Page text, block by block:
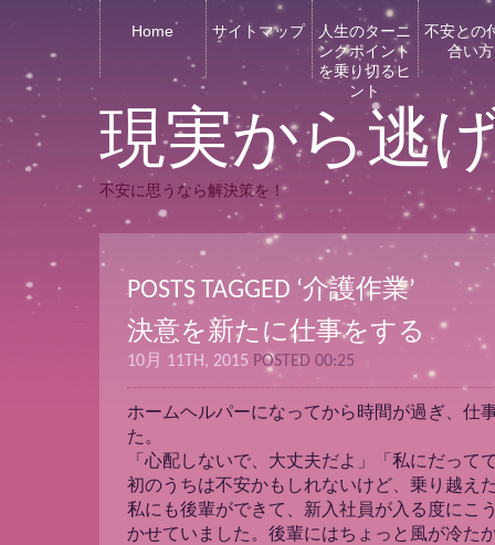
Home サイトマップ
人生のターニ
ングポイント
を乗り切るヒ
ント
不安との
合い方
現実から逃
不安に思うなら解決策を！
POSTS TAGGED ‘介護作業’
決意を新たに仕事をする
10月 11TH, 2015 POSTED 00:25
ホームヘルパーになってから時間が過ぎ、仕
た。
「心配しないで、大丈夫だよ」「私にだって
初のうちは不安かもしれないけど、乗り越え
私にも後輩ができて、新入社員が入る度にこ
かせていました。後輩にはちょっと風が冷た